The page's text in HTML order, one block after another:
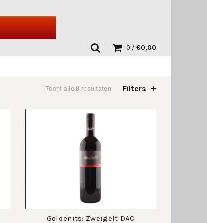
0 / €0,00
Toont alle 8 resultaten Filters
Goldenits: Zweigelt DAC